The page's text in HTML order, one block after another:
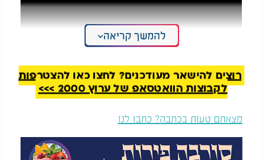
להמשך קריאה
רוצים להישאר מעודכנים? לחצו כאן להצטרפות
לקבוצות הוואטסאפ של ערוץ 2000 >>>
מצאתם טעות בכתבה? כתבו לנו